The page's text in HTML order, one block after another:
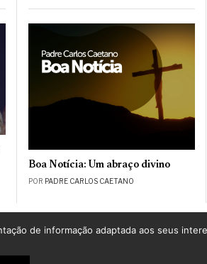
Boa Notícia: Um abraço divino
POR PADRE CARLOS CAETANO
de informação adaptada aos seus